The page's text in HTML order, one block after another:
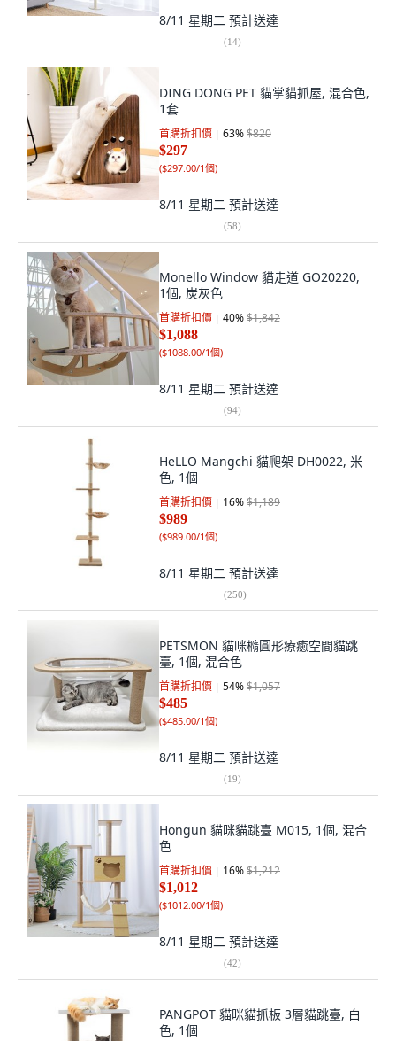
8/11 星期二 預計送達
(14)
DING DONG PET 貓掌貓抓屋, 混合色,
1套
首購折扣價 63%$820
$297
($297.00/1個)
8/11 星期二 預計送達
(58)
Monello Window 貓走道 GO20220,
1個, 炭灰色
首購折扣價 40%$1,842
$1,088
($1088.00/1個)
8/11 星期二 預計送達
(94)
HeLLO Mangchi 貓爬架 DH0022, 米
色, 1個
首購折扣價 16%$1,189
$989
($989.00/1個)
8/11 星期二 預計送達
(250)
PETSMON 貓咪橢圓形療癒空間貓跳
臺, 1個, 混合色
首購折扣價 54%$1,057
$485
($485.00/1個)
8/11 星期二 預計送達
(19)
Hongun 貓咪貓跳臺 M015, 1個, 混合
色
首購折扣價 16%$1,212
$1,012
($1012.00/1個)
8/11 星期二 預計送達
(42)
PANGPOT 貓咪貓抓板 3層貓跳臺, 白
色, 1個